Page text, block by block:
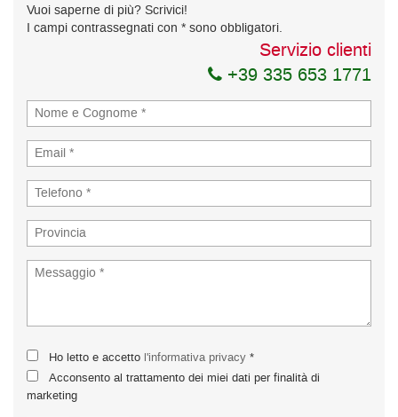
Vuoi saperne di più? Scrivici!
I campi contrassegnati con * sono obbligatori.
Servizio clienti
+39 335 653 1771
Ho letto e accetto l'informativa privacy *
Acconsento al trattamento dei miei dati per finalità di
marketing